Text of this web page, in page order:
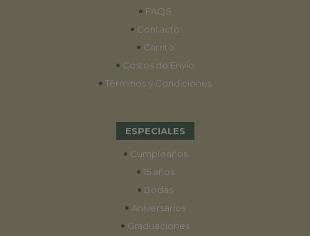
• FAQS
• Contacto
• Carrito
• Costos de Envío
• Términos y Condiciones
ESPECIALES
• Cumpleaños
• 15 años
• Bodas
• Aniversarios
• Graduaciones